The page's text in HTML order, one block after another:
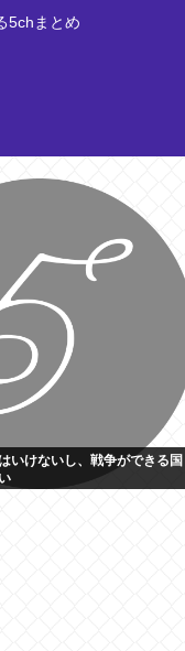
5chまとめ
いけないし、戦争ができる国